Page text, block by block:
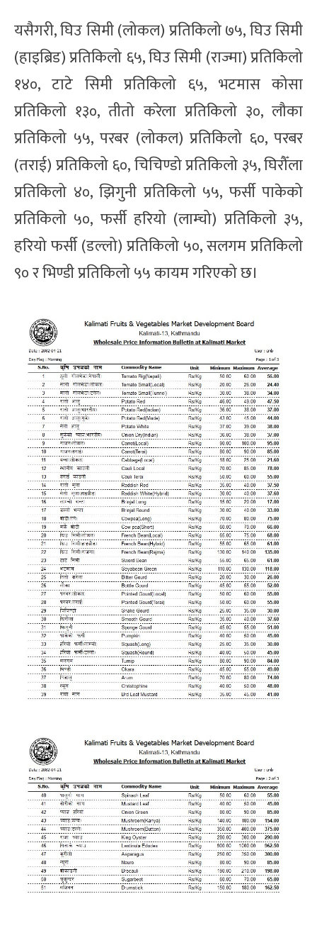
यसैगरी, घिउ सिमी (लोकल) प्रतिकिलो ७५, घिउ सिमी
(हाइब्रिड) प्रतिकिलो ६५, घिउ सिमी (राज्मा) प्रतिकिलो
१४०, टाटे सिमी प्रतिकिलो ६५, भटमास कोसा
प्रतिकिलो १३०, तीतो करेला प्रतिकिलो ३०, लौका
प्रतिकिलो ५५, परबर (लोकल) प्रतिकिलो ६०, परबर
(तराई) प्रतिकिलो ६०, चिचिण्डो प्रतिकिलो ३५, घिरौँला
प्रतिकिलो ४०, झिगुनी प्रतिकिलो ५५, फर्सी पाकेको
प्रतिकिलो ५०, फर्सी हरियो (लाम्चो) प्रतिकिलो ३५,
हरियो फर्सी (डल्लो) प्रतिकिलो ५०, सलगम प्रतिकिलो
९० र भिण्डी प्रतिकिलो ५५ कायम गरिएको छ।